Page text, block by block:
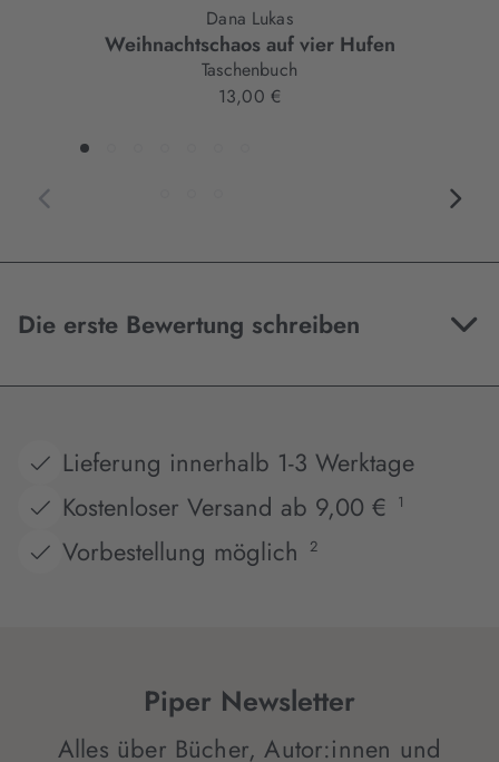
Dana Lukas
Weihnachtschaos auf vier Hufen
Taschenbuch
13,00 €
Die erste Bewertung schreiben
Lieferung innerhalb 1-3 Werktage
Kostenloser Versand ab 9,00 €
1
Vorbestellung möglich 2
Piper Newsletter
Alles über Bücher, Autor:innen und